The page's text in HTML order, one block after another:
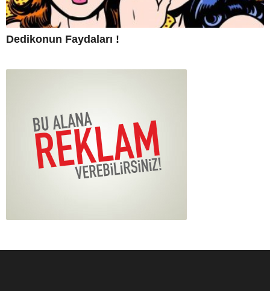
Dedikonun Faydaları !